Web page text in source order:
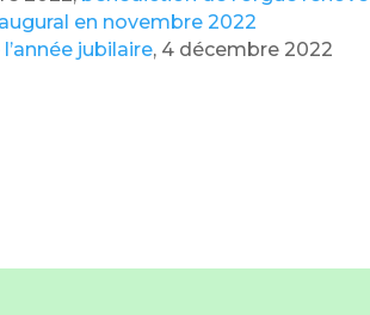
en novembre 2022
jubilaire, 4 décembre 2022